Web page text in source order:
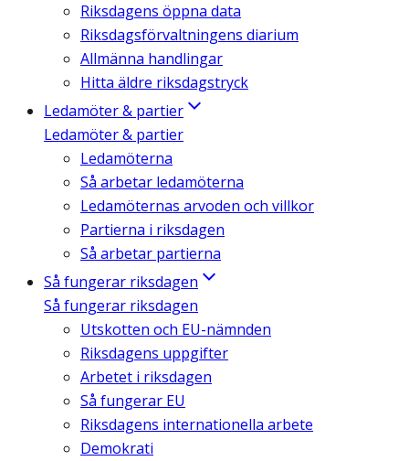
Riksdagens öppna data
Riksdagsförvaltningens diarium
Allmänna handlingar
Hitta äldre riksdagstryck
Ledamöter & partier
Ledamöter & partier
Ledamöterna
Så arbetar ledamöterna
Ledamöternas arvoden och villkor
Partierna i riksdagen
Så arbetar partierna
Så fungerar riksdagen
Så fungerar riksdagen
Utskotten och EU-nämnden
Riksdagens uppgifter
Arbetet i riksdagen
Så fungerar EU
Riksdagens internationella arbete
Demokrati